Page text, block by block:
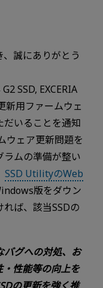
誠にありがとう
SSD, EXCERIA
新用ファームウェ
だいることを通知
ウェア更新問題を
ラムの準備が整い
SSD UtilityのWeb
版をダウン
ば、該当SSDの
バグへの対処、お
・性能等の向上を